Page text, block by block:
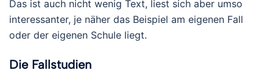
Das ist auch nicht wenig Text, liest sich aber umso
interessanter, je näher das Beispiel am eigenen Fall
oder der eigenen Schule liegt.
Die Fallstudien